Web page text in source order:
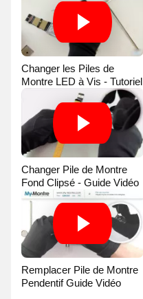
Changer les Piles de
Montre LED à Vis - Tutoriel
Vidéo
Changer Pile de Montre
Fond Clipsé - Guide Vidéo
Remplacer Pile de Montre
Pendentif Guide Vidéo